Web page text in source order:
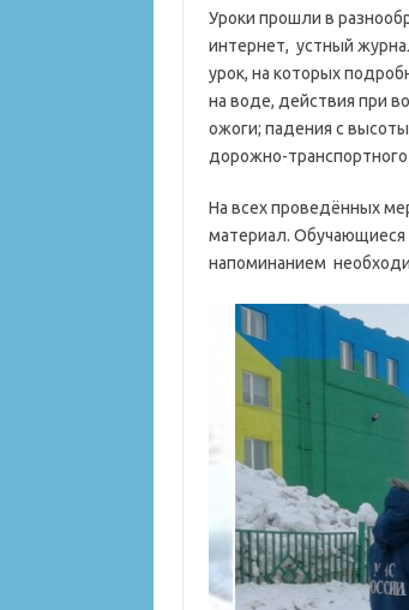
Уроки прошли в
интернет, устный
урок, на которых
на воде, действия при
ожоги; падения с
дорожно-
На всех проведённых
материал. Обучающиеся
напоминанием